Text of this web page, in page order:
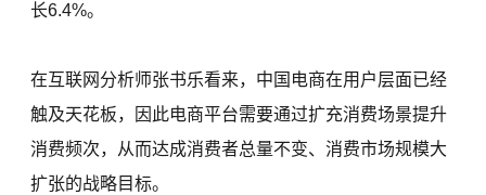
长6.4%。
在互联网分析师张书乐看来，中国电商在用户层面已经
触及天花板，因此电商平台需要通过扩充消费场景提升
消费频次，从而达成消费者总量不变、消费市场规模大
扩张的战略目标。